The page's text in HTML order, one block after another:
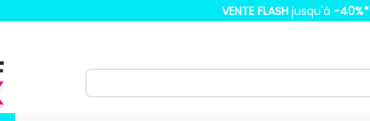
VENTE FLASH jusqu'à -40%*